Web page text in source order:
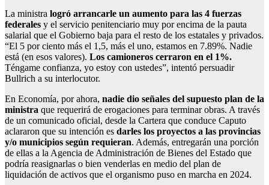
La ministra logró arrancarle un aumento para las 4 fuerzas
federales y el servicio penitenciario muy por encima de la pauta
salarial que el Gobierno baja para el resto de los estatales y privados.
“El 5 por ciento más el 1,5, más el uno, estamos en 7.89%. Nadie
está (en esos valores). Los camioneros cerraron en el 1%.
Téngame confianza, yo estoy con ustedes”, intentó persuadir
Bullrich a su interlocutor.
En Economía, por ahora, nadie dio señales del supuesto plan de la
ministra que requerirá de erogaciones para terminar obras. A través
de un comunicado oficial, desde la Cartera que conduce Caputo
aclararon que su intención es darles los proyectos a las provincias
y/o municipios según requieran. Además, entregarán una porción
de ellas a la Agencia de Administración de Bienes del Estado que
podría reasignarlas o bien venderlas en medio del plan de
liquidación de activos que el organismo puso en marcha en 2024.